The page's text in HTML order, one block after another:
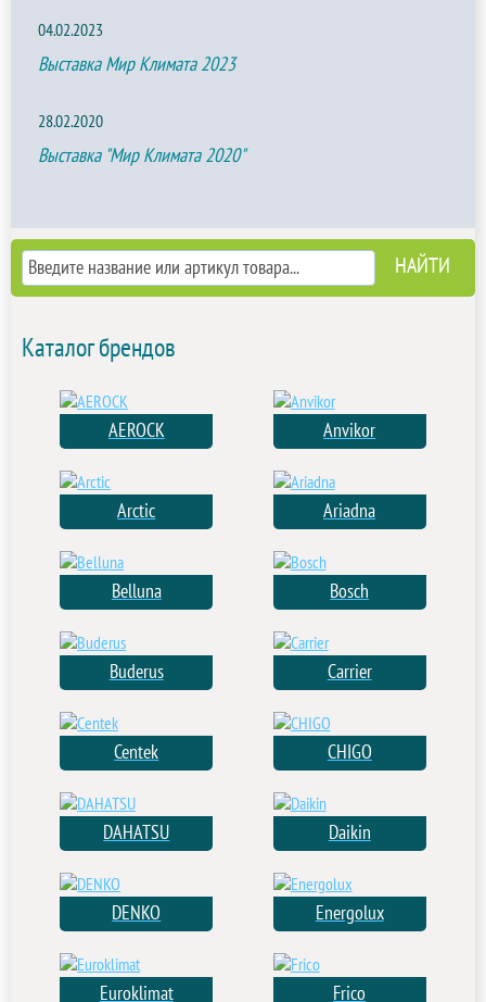
04.02.2023
Выставка Мир Климата 2023
28.02.2020
Выставка "Мир Климата 2020"
Каталог брендов
AEROCK Anvikor
Arctic Ariadna
Belluna Bosch
Buderus Carrier
Centek CHIGO
DAHATSU Daikin
DENKO Energolux
Euroklimat Frico